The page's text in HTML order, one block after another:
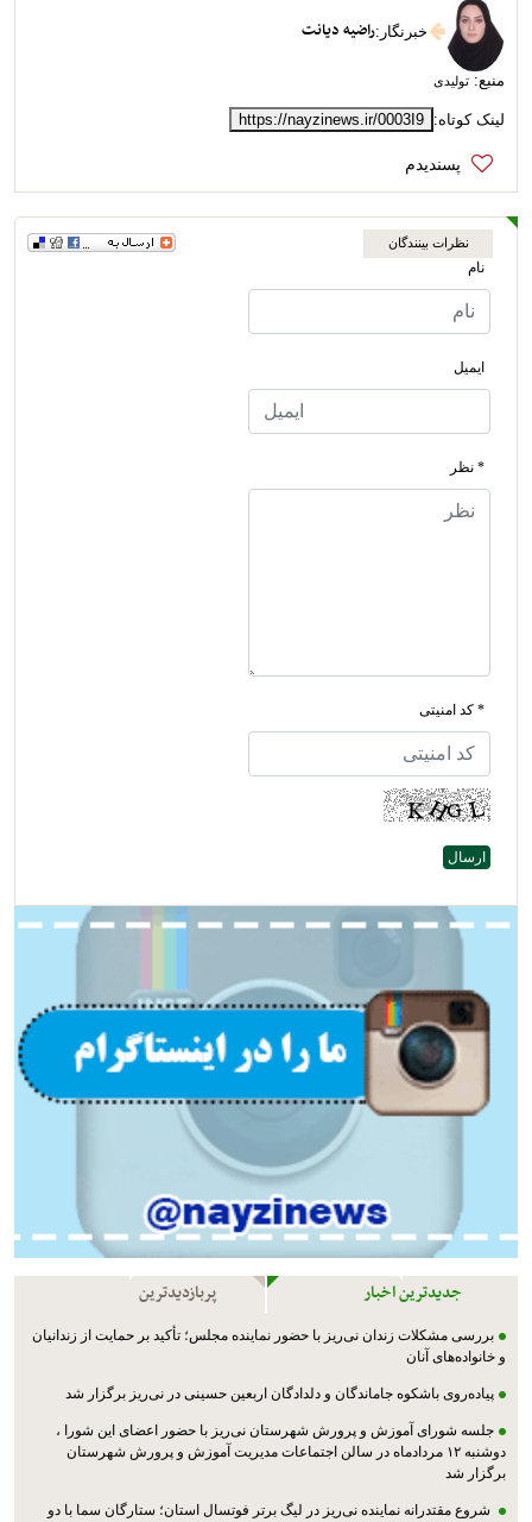
خبرنگار :راضیه دیانت
منبع: تولیدی
لینک کوتاه: https://nayzinews.ir/0003I9
نظرات بینندگان
نام
ایمیل
* نظر
* کد امنیتی
جدیدترین اخبار پربازدیدترین
بررسی مشکلات زندان نی‌ریز با حضور نماینده مجلس؛ تأکید بر حمایت از زندانیان
و خانواده‌های آنان
پیاده‌روی باشکوه جاماندگان و دلدادگان اربعین حسینی در نی‌ریز برگزار شد
جلسه شورای آموزش و پرورش شهرستان نی‌ریز با حضور اعضای این شورا ،
دوشنبه ۱۲ مردادماه در سالن اجتماعات مدیریت آموزش و پرورش شهرستان
برگزار شد
شروع مقتدرانه نماینده نی‌ریز در لیگ برتر فوتسال استان؛ ستارگان سما با دو